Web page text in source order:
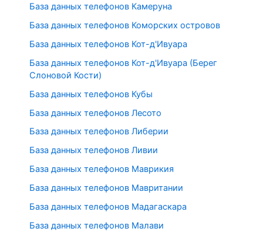
База данных телефонов Камеруна
База данных телефонов Коморских островов
База данных телефонов Кот-д'Ивуара
База данных телефонов Кот-д'Ивуара (Берег
Слоновой Кости)
База данных телефонов Кубы
База данных телефонов Лесото
База данных телефонов Либерии
База данных телефонов Ливии
База данных телефонов Маврикия
База данных телефонов Мавритании
База данных телефонов Мадагаскара
База данных телефонов Малави